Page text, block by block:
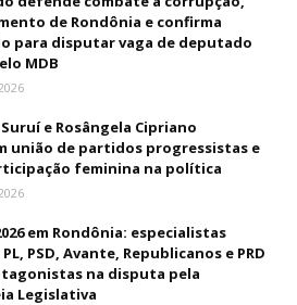
de Rondônia e confirma
para disputar vaga de deputado
MDB
e Rosângela Cipriano
união de partidos progressistas e
feminina na política
em Rondônia: especialistas
PSD, Avante, Republicanos e PRD
na disputa pela
Legislativa